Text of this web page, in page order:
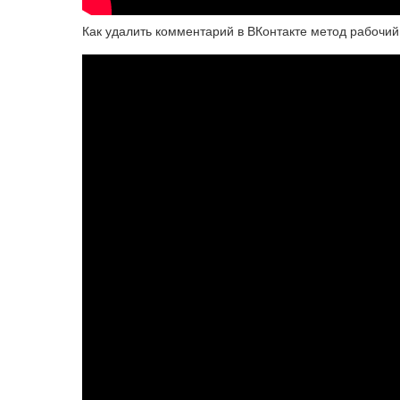
Как удалить комментарий в ВКонтакте метод